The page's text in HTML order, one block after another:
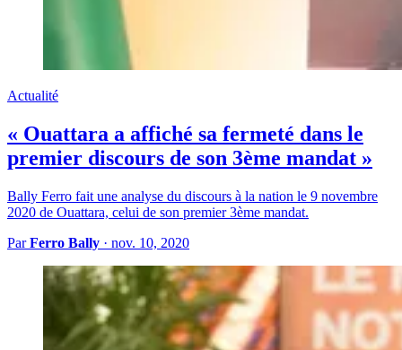
Actualité
« Ouattara a affiché sa fermeté dans le
premier discours de son 3ème mandat »
Bally Ferro fait une analyse du discours à la nation le 9 novembre
2020 de Ouattara, celui de son premier 3ème mandat.
ParFerro Bally · nov. 10, 2020